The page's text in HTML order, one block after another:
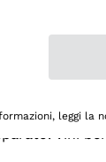
Vini
leggi la